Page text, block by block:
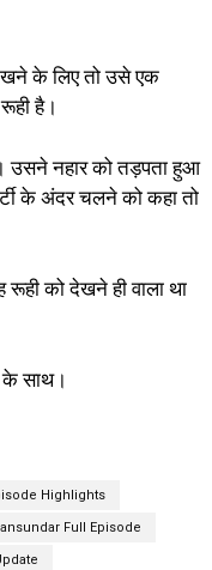
के लिए तो उसे एक
है।
उसने नहार को तड़पता हुआ
के अंदर चलने को कहा तो
को देखने ही वाला था
के साथ।
Highlights
Full Episode